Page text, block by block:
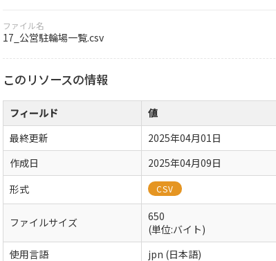
ファイル名
17_公営駐輪場一覧.csv
このリソースの情報
フィールド
値
最終更新
2025年04月01日
作成日
2025年04月09日
形式
CSV
ファイルサイズ
650
(単位:バイト)
使用言語
jpn (日本語)